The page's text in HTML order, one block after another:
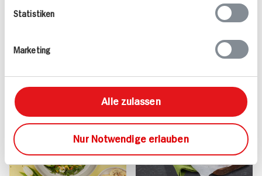
Statistiken
Marketing
Alle zulassen
Nur Notwendige erlauben
von Christoph Rüffer
1.862 kcal p. Portion
1.004 kcal p. Portion
Leicht